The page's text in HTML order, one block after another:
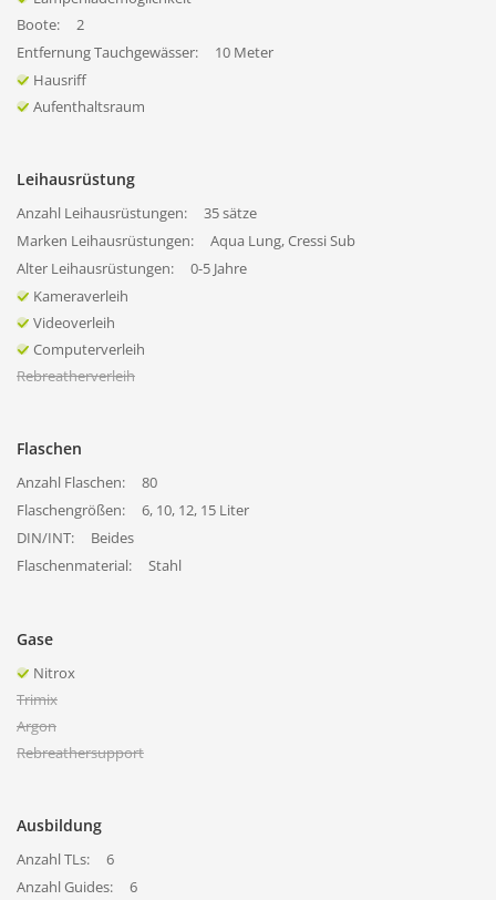
Boote:
2
Entfernung Tauchgewässer:
10 Meter
Hausriff
Aufenthaltsraum
Leihausrüstung
Anzahl Leihausrüstungen:
35 sätze
Marken Leihausrüstungen:
Aqua Lung, Cressi Sub
Alter Leihausrüstungen:
0-5 Jahre
Kameraverleih
Videoverleih
Computerverleih
Rebreatherverleih
Flaschen
Anzahl Flaschen:
80
Flaschengrößen:
6, 10, 12, 15 Liter
DIN/INT:
Beides
Flaschenmaterial:
Stahl
Gase
Nitrox
Trimix
Argon
Rebreathersupport
Ausbildung
Anzahl TLs:
6
Anzahl Guides:
6